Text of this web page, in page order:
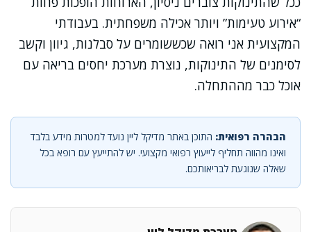
“אירוע טעימות” ויותר אכילה משפחתית. בעבודתי
המקצועית אני רואה שכששומרים על סבלנות, גיוון וקשב
לסימנים של התינוקות, נוצרת מערכת יחסים בריאה עם
אוכל כבר מההתחלה.
הבהרה רפואית: התוכן באתר מדיקל ליין נועד למטרות מידע בלבד
ואינו מהווה תחליף לייעוץ רפואי מקצועי. יש להתייעץ עם רופא בכל
שאלה שנוגעת לבריאותכם.